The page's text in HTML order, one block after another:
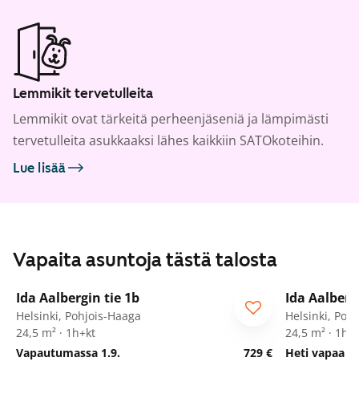
Lemmikit tervetulleita
Lemmikit ovat tärkeitä perheenjäseniä ja lämpimästi
tervetulleita asukkaaksi lähes kaikkiin SATOkoteihin.
Lue lisää
Vapaita asuntoja tästä talosta
/22
Ida Aalbergin tie 1b
Helsinki, Pohjois-Haaga
24,5 m² · 1h+kt
Vapautumassa 1.9.
729 €
Ida
Helsinki,
24,5 m² ·
Heti vapaa